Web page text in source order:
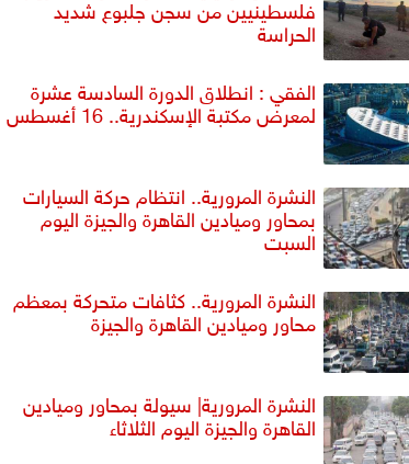
فلسطينيين من سجن جلبوع شديد
الحراسة
الفقي : انطلاق الدورة السادسة عشرة
لمعرض مكتبة الإسكندرية.. 16 أغسطس
النشرة المرورية.. انتظام حركة السيارات
بمحاور وميادين القاهرة والجيزة اليوم
السبت
النشرة المرورية.. كثافات متحركة بمعظم
محاور وميادين القاهرة والجيزة
النشرة المرورية| سيولة بمحاور وميادين
القاهرة والجيزة اليوم الثلاثاء